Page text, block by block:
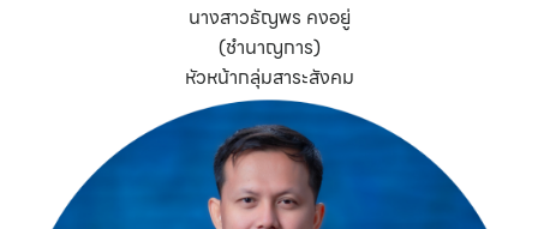
นางสาวธัญพร คงอยู่
(ชำนาญการ)
หัวหน้ากลุ่มสาระสังคม